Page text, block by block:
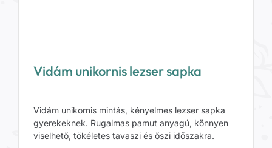
Vidám unikornis lezser sapka
Vidám unikornis mintás, kényelmes lezser sapka
gyerekeknek. Rugalmas pamut anyagú, könnyen
viselhető, tökéletes tavaszi és őszi időszakra.